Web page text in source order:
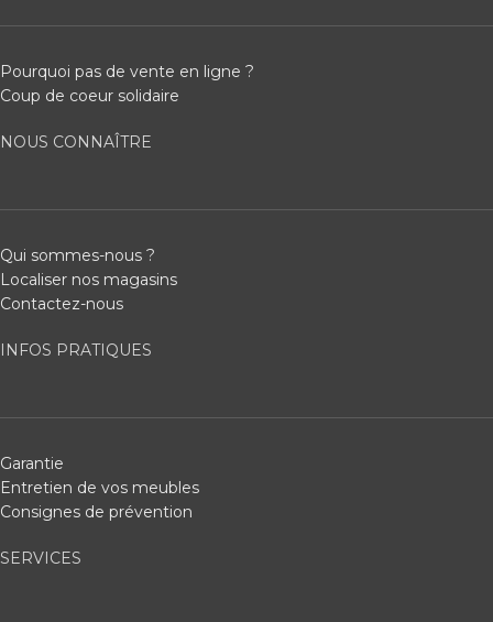
Pourquoi pas de vente en ligne ?
Coup de coeur solidaire
NOUS CONNAÎTRE
Qui sommes-nous ?
Localiser nos magasins
Contactez-nous
INFOS PRATIQUES
Garantie
Entretien de vos meubles
Consignes de prévention
SERVICES